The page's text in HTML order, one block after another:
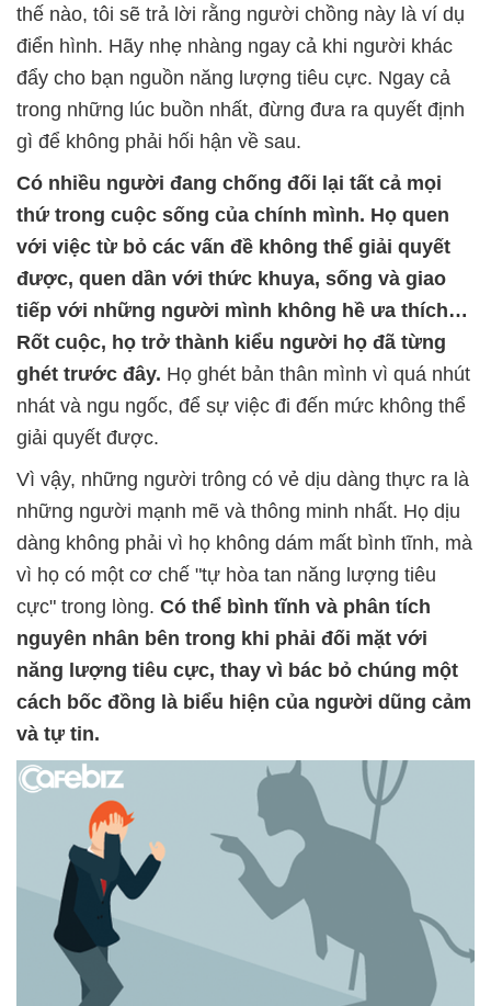
thế nào, tôi sẽ trả lời rằng người chồng này là ví dụ
điển hình. Hãy nhẹ nhàng ngay cả khi người khác
đẩy cho bạn nguồn năng lượng tiêu cực. Ngay cả
trong những lúc buồn nhất, đừng đưa ra quyết định
gì để không phải hối hận về sau.
Có nhiều người đang chống đối lại tất cả mọi
thứ trong cuộc sống của chính mình. Họ quen
với việc từ bỏ các vấn đề không thể giải quyết
được, quen dần với thức khuya, sống và giao
tiếp với những người mình không hề ưa thích…
Rốt cuộc, họ trở thành kiểu người họ đã từng
ghét trước đây. Họ ghét bản thân mình vì quá nhút
nhát và ngu ngốc, để sự việc đi đến mức không thể
giải quyết được.
Vì vậy, những người trông có vẻ dịu dàng thực ra là
những người mạnh mẽ và thông minh nhất. Họ dịu
dàng không phải vì họ không dám mất bình tĩnh, mà
vì họ có một cơ chế "tự hòa tan năng lượng tiêu
cực" trong lòng. Có thể bình tĩnh và phân tích
nguyên nhân bên trong khi phải đối mặt với
năng lượng tiêu cực, thay vì bác bỏ chúng một
cách bốc đồng là biểu hiện của người dũng cảm
và tự tin.